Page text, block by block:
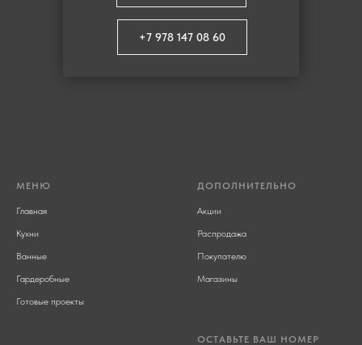
+7 978 147 08 60
МЕНЮ
Главная
Кухни
Ванные
Гардеробные
Готовые проекты
ДОПОЛНИТЕЛЬНО
Акции
Распродажа
Покупателю
Магазины
ОСТАВЬТЕ ВАШ НОМЕР